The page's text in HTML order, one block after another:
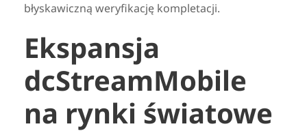
błyskawiczną weryfikację kompletacji.
Ekspansja
dcStreamMobile
na rynki światowe